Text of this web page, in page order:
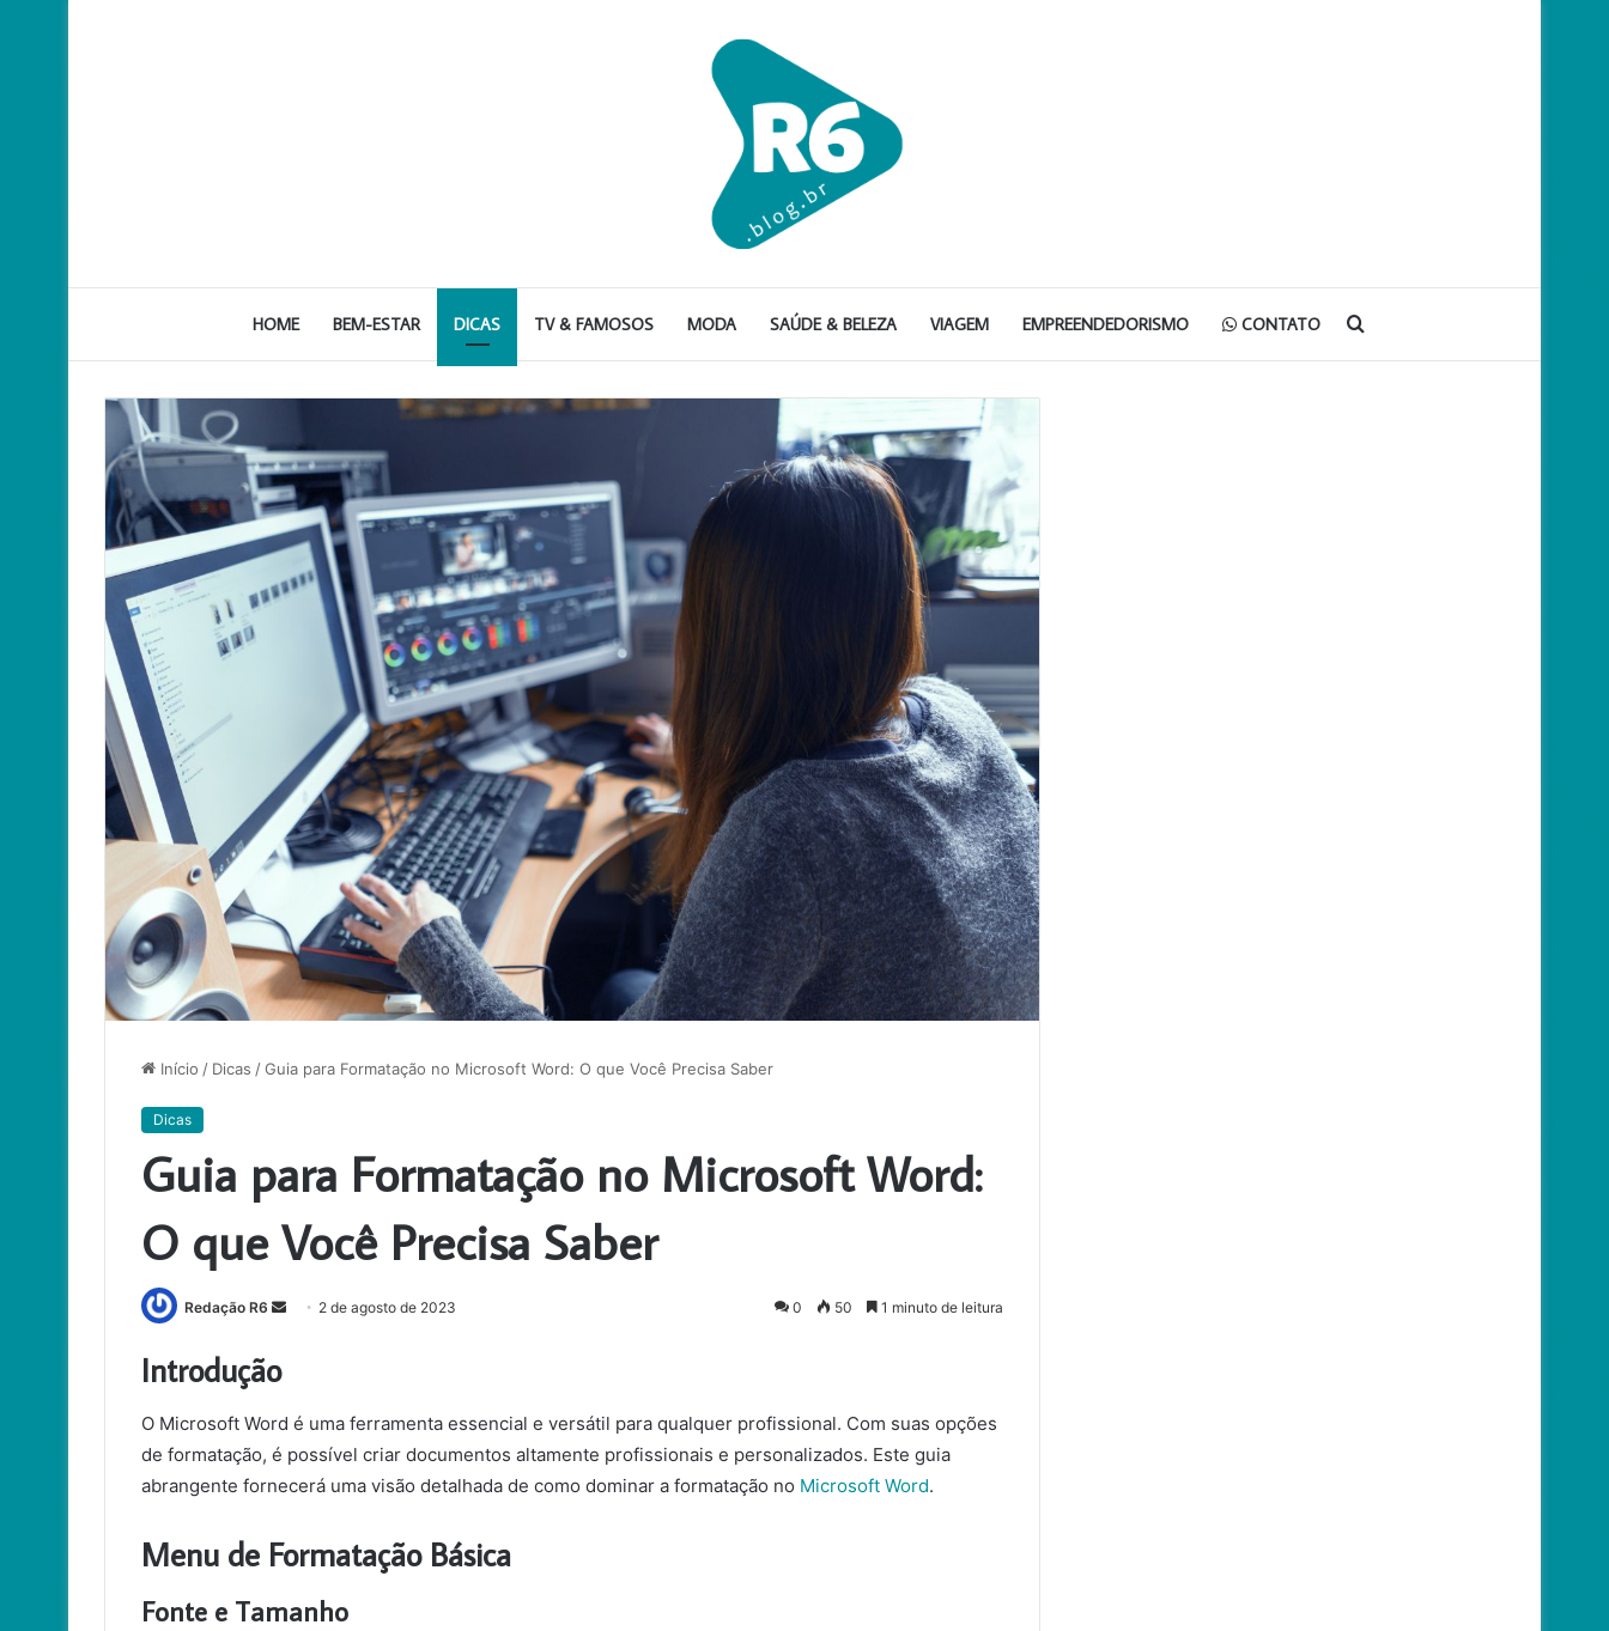
HOME BEM-ESTAR DICAS TV & FAMOSOS MODA SAÚDE & BELEZA VIAGEM EMPREENDEDORISMO CONTATO Procurar
Início / Dicas /Guia para Formatação no Microsoft Word: O que Você Precisa Saber
Dicas
Guia para Formatação no Microsoft Word:
O que Você Precisa Saber
Redação R6
Mande2 de agosto de 2023 0 50 1 minuto de leitura
Introdução
O Microsoft Word é uma ferramenta essencial e versátil para qualquer profissional. Com suas opções
de formatação, é possível criar documentos altamente profissionais e personalizados. Este guia
abrangente fornecerá uma visão detalhada de como dominar a formatação no Microsoft Word.
Menu de Formatação Básica
Fonte e Tamanho